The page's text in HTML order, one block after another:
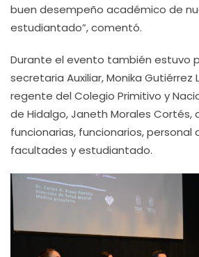
buen desempeño académico de
estudiantado”, comentó.
Durante el evento también estuvo
secretaria Auxiliar, Monika Gutiérrez
regente del Colegio Primitivo y
de Hidalgo, Janeth Morales Cortés,
funcionarias, funcionarios, personal
facultades y estudiantado.